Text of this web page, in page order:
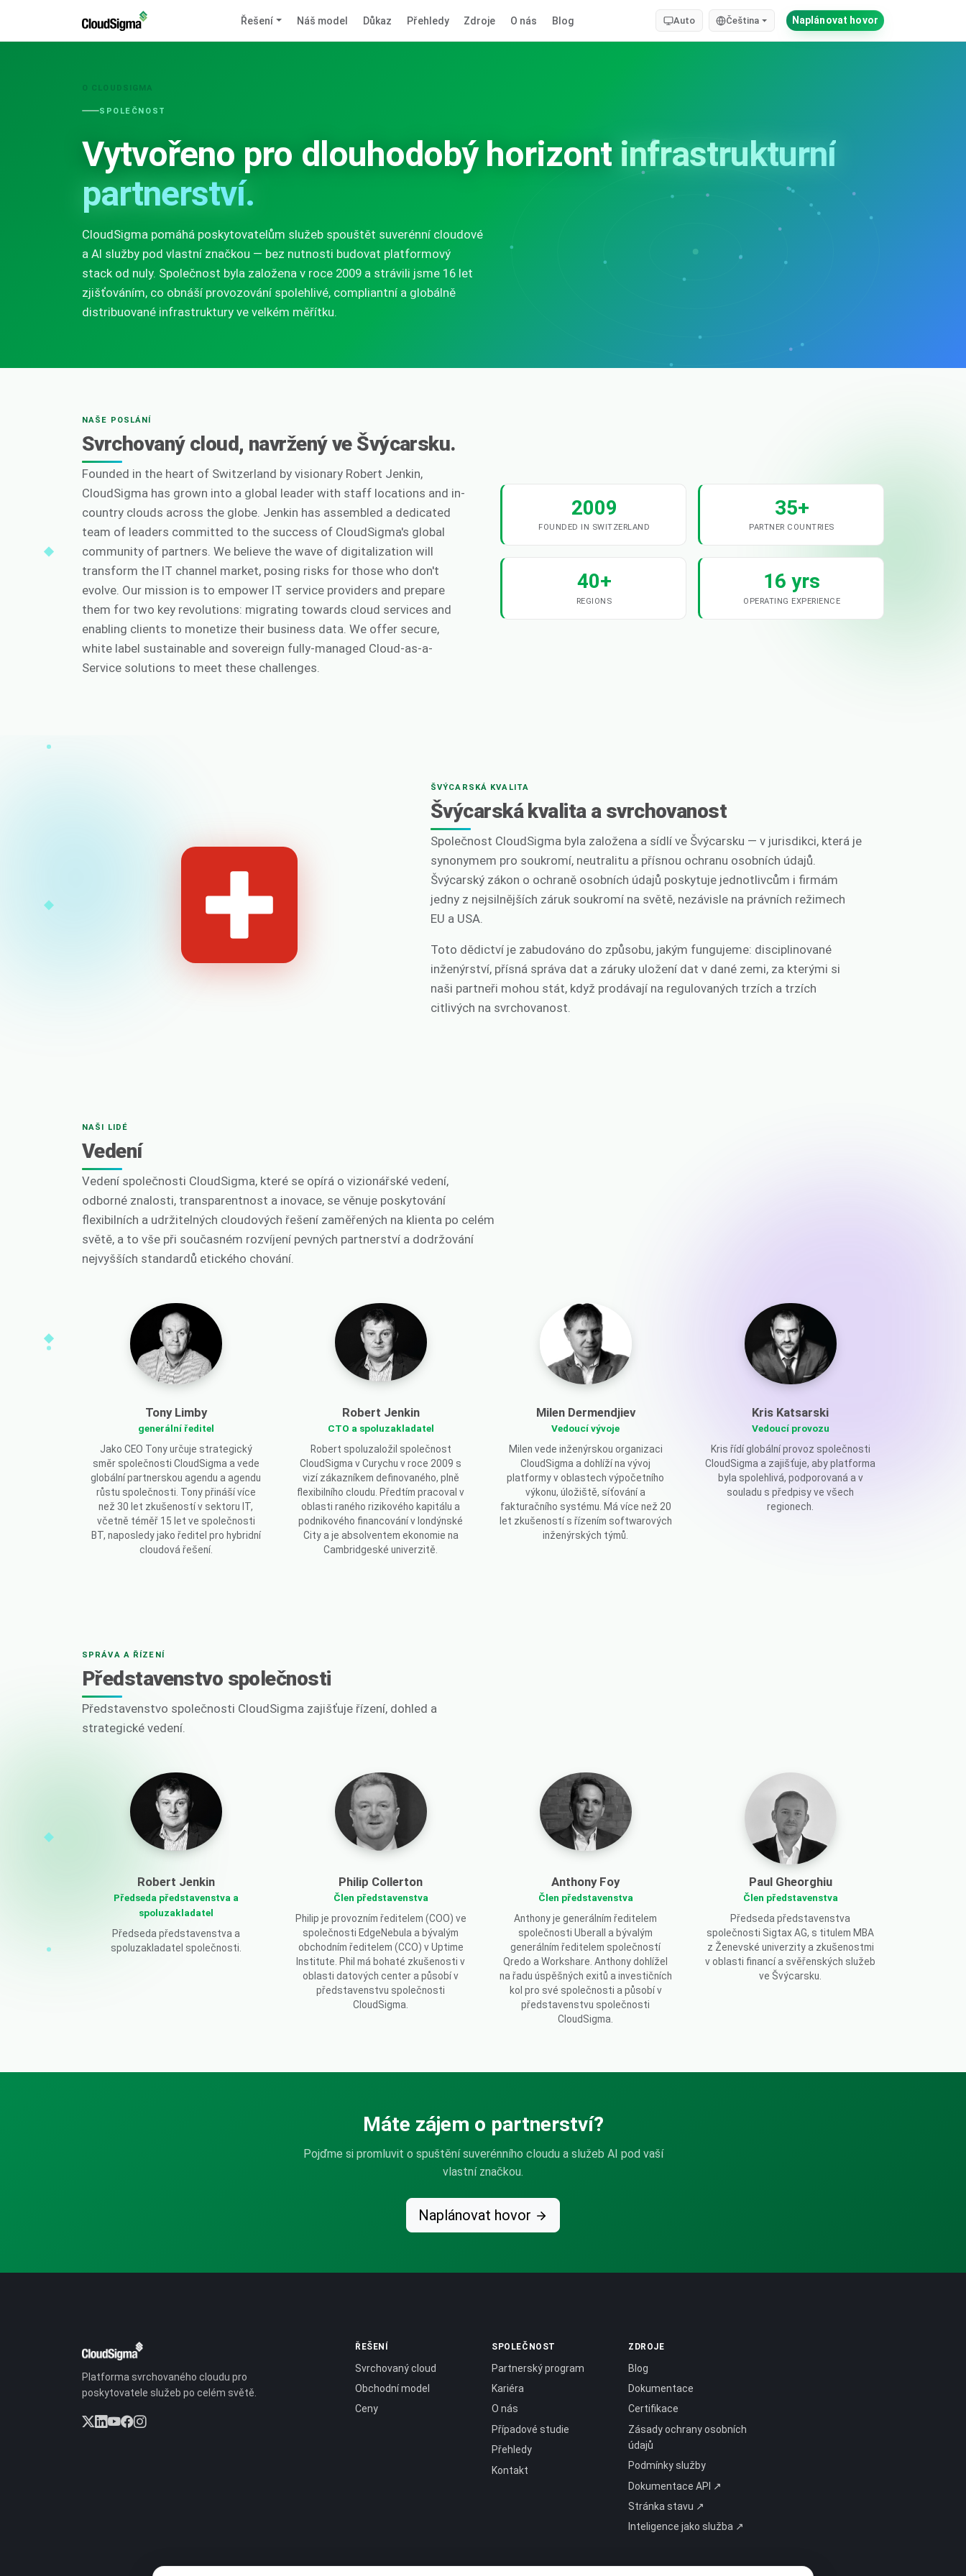
Řešení Náš model Důkaz Přehledy Zdroje O nás Blog Auto Čeština Naplánovat hovor
O CLOUDSIGMA
SPOLEČNOST
Vytvořeno pro dlouhodobý horizont infrastrukturní
partnerství.
CloudSigma pomáhá poskytovatelům služeb spouštět suverénní cloudové
a AI služby pod vlastní značkou — bez nutnosti budovat platformový
stack od nuly. Společnost byla založena v roce 2009 a strávili jsme 16 let
zjišťováním, co obnáší provozování spolehlivé, compliantní a globálně
distribuované infrastruktury ve velkém měřítku.
NAŠE POSLÁNÍ
Svrchovaný cloud, navržený ve Švýcarsku.
Founded in the heart of Switzerland by visionary Robert Jenkin,
CloudSigma has grown into a global leader with staff locations and in-
country clouds across the globe. Jenkin has assembled a dedicated
team of leaders committed to the success of CloudSigma's global
community of partners. We believe the wave of digitalization will
transform the IT channel market, posing risks for those who don't
evolve. Our mission is to empower IT service providers and prepare
them for two key revolutions: migrating towards cloud services and
enabling clients to monetize their business data. We offer secure,
white label sustainable and sovereign fully-managed Cloud-as-a-
Service solutions to meet these challenges.
2009
FOUNDED IN SWITZERLAND
35+
PARTNER COUNTRIES
40+
REGIONS
16 yrs
OPERATING EXPERIENCE
ŠVÝCARSKÁ KVALITA
Švýcarská kvalita a svrchovanost
Společnost CloudSigma byla založena a sídlí ve Švýcarsku — v jurisdikci, která je
synonymem pro soukromí, neutralitu a přísnou ochranu osobních údajů.
Švýcarský zákon o ochraně osobních údajů poskytuje jednotlivcům i firmám
jedny z nejsilnějších záruk soukromí na světě, nezávisle na právních režimech
EU a USA.
Toto dědictví je zabudováno do způsobu, jakým fungujeme: disciplinované
inženýrství, přísná správa dat a záruky uložení dat v dané zemi, za kterými si
naši partneři mohou stát, když prodávají na regulovaných trzích a trzích
citlivých na svrchovanost.
NAŠI LIDÉ
Vedení
Vedení společnosti CloudSigma, které se opírá o vizionářské vedení,
odborné znalosti, transparentnost a inovace, se věnuje poskytování
flexibilních a udržitelných cloudových řešení zaměřených na klienta po celém
světě, a to vše při současném rozvíjení pevných partnerství a dodržování
nejvyšších standardů etického chování.
Tony Limby
generální ředitel
Jako CEO Tony určuje strategický
směr společnosti CloudSigma a vede
globální partnerskou agendu a agendu
růstu společnosti. Tony přináší více
než 30 let zkušeností v sektoru IT,
včetně téměř 15 let ve společnosti
BT, naposledy jako ředitel pro hybridní
cloudová řešení.
Robert Jenkin
CTO a spoluzakladatel
Robert spoluzaložil společnost
CloudSigma v Curychu v roce 2009 s
vizí zákazníkem definovaného, plně
flexibilního cloudu. Předtím pracoval v
oblasti raného rizikového kapitálu a
podnikového financování v londýnské
City a je absolventem ekonomie na
Cambridgeské univerzitě.
Milen Dermendjiev
Vedoucí vývoje
Milen vede inženýrskou organizaci
CloudSigma a dohlíží na vývoj
platformy v oblastech výpočetního
výkonu, úložiště, síťování a
fakturačního systému. Má více než 20
let zkušeností s řízením softwarových
inženýrských týmů.
Kris Katsarski
Vedoucí provozu
Kris řídí globální provoz společnosti
CloudSigma a zajišťuje, aby platforma
byla spolehlivá, podporovaná a v
souladu s předpisy ve všech
regionech.
SPRÁVA A ŘÍZENÍ
Představenstvo společnosti
Představenstvo společnosti CloudSigma zajišťuje řízení, dohled a
strategické vedení.
Robert Jenkin
Předseda představenstva a
spoluzakladatel
Předseda představenstva a
spoluzakladatel společnosti.
Philip Collerton
Člen představenstva
Philip je provozním ředitelem (COO) ve
společnosti EdgeNebula a bývalým
obchodním ředitelem (CCO) v Uptime
Institute. Phil má bohaté zkušenosti v
oblasti datových center a působí v
představenstvu společnosti
CloudSigma.
Anthony Foy
Člen představenstva
Anthony je generálním ředitelem
společnosti Uberall a bývalým
generálním ředitelem společností
Qredo a Workshare. Anthony dohlížel
na řadu úspěšných exitů a investičních
kol pro své společnosti a působí v
představenstvu společnosti
CloudSigma.
Paul Gheorghiu
Člen představenstva
Předseda představenstva
společnosti Sigtax AG, s titulem MBA
z Ženevské univerzity a zkušenostmi
v oblasti financí a svěřenských služeb
ve Švýcarsku.
Máte zájem o partnerství?
Pojďme si promluvit o spuštění suverénního cloudu a služeb AI pod vaší
vlastní značkou.
Naplánovat hovor
Platforma svrchovaného cloudu pro
poskytovatele služeb po celém světě.
ŘEŠENÍ
Svrchovaný cloud
Obchodní model
Ceny
SPOLEČNOST
Partnerský program
Kariéra
O nás
Případové studie
Přehledy
Kontakt
ZDROJE
Blog
Dokumentace
Certifikace
Zásady ochrany osobních
údajů
Podmínky služby
Dokumentace API ↗
Stránka stavu ↗
Inteligence jako služba ↗